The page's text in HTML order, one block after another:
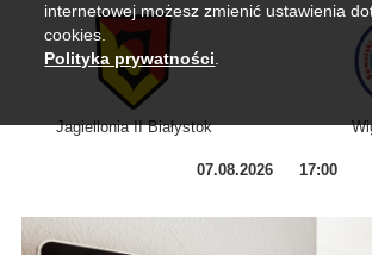
Jagiellonia II Białystok
07.08.2026 17:00
internetowej możesz zmienić ustawienia
cookies.
Polityka prywatności